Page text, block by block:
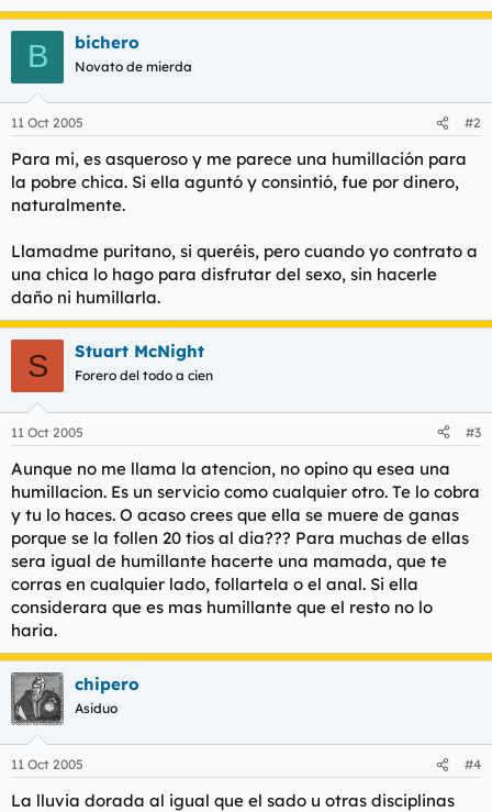
B bichero
Novato de mierda
11 Oct 2005 #2
Para mi, es asqueroso y me parece una humillación para
la pobre chica. Si ella aguntó y consintió, fue por dinero,
naturalmente.
Llamadme puritano, si queréis, pero cuando yo contrato a
una chica lo hago para disfrutar del sexo, sin hacerle
daño ni humillarla.
S Stuart McNight
Forero del todo a cien
11 Oct 2005 #3
Aunque no me llama la atencion, no opino qu esea una
humillacion. Es un servicio como cualquier otro. Te lo cobra
y tu lo haces. O acaso crees que ella se muere de ganas
porque se la follen 20 tios al dia??? Para muchas de ellas
sera igual de humillante hacerte una mamada, que te
corras en cualquier lado, follartela o el anal. Si ella
considerara que es mas humillante que el resto no lo
haria.
chipero
Asiduo
11 Oct 2005 #4
La lluvia dorada al igual que el sado u otras disciplinas